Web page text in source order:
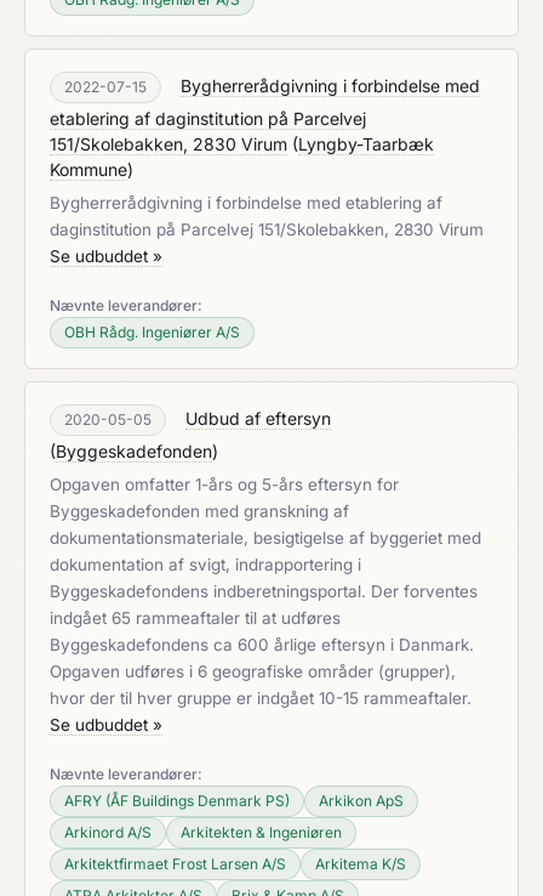
2022-07-15
Bygherrerådgivning i forbindelse med
etablering af daginstitution på Parcelvej
151/Skolebakken, 2830 Virum (Lyngby-Taarbæk
Kommune)
Bygherrerådgivning i forbindelse med etablering af
daginstitution på Parcelvej 151/Skolebakken, 2830 Virum
Se udbuddet »
Nævnte leverandører:
OBH Rådg. Ingeniører A/S
2020-05-05
Udbud af eftersyn
(Byggeskadefonden)
Opgaven omfatter 1-års og 5-års eftersyn for
Byggeskadefonden med granskning af
dokumentationsmateriale, besigtigelse af byggeriet med
dokumentation af svigt, indrapportering i
Byggeskadefondens indberetningsportal. Der forventes
indgået 65 rammeaftaler til at udføres
Byggeskadefondens ca 600 årlige eftersyn i Danmark.
Opgaven udføres i 6 geografiske områder (grupper),
hvor der til hver gruppe er indgået 10-15 rammeaftaler.
Se udbuddet »
Nævnte leverandører:
AFRY (ÅF Buildings Denmark PS)
Arkikon ApS
Arkinord A/S
Arkitekten & Ingeniøren
Arkitektfirmaet Frost Larsen A/S
Arkitema K/S